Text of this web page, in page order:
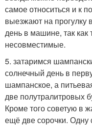
самое относиться и к
выезжают на прогулку
день в машине, так как
несовместимые.
5. затаримся
солнечный день в
шампанское, а
две полутралитровых
Кроме того советую в
ещё две сорочки. Одну